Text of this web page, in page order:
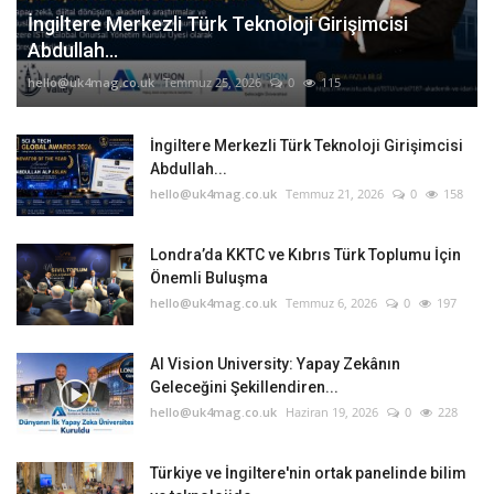
İngiltere Merkezli Türk Teknoloji Girişimcisi
Abdullah...
hello@uk4mag.co.uk Temmuz 25, 2026 0 115
İngiltere Merkezli Türk Teknoloji Girişimcisi
Abdullah...
hello@uk4mag.co.uk Temmuz 21, 2026 0 158
Londra’da KKTC ve Kıbrıs Türk Toplumu İçin
Önemli Buluşma
hello@uk4mag.co.uk Temmuz 6, 2026 0 197
AI Vision University: Yapay Zekânın
Geleceğini Şekillendiren...
hello@uk4mag.co.uk Haziran 19, 2026 0 228
Türkiye ve İngiltere'nin ortak panelinde bilim